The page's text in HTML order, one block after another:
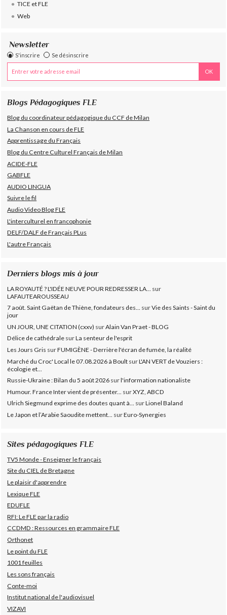
TICE et FLE
Web
Newsletter
S'inscrire Se désinscrire
Blogs Pédagogiques FLE
Blog du coordinateur pédagogique du CCF de Milan
La Chanson en cours de FLE
Apprentissage du Français
Blog du Centre Culturel Français de Milan
ACIDE-FLE
GABFLE
AUDIO LINGUA
Suivre le fil
Audio Video Blog FLE
L'interculturel en francophonie
DELF/DALF de Français PLus
L'autre Français
Derniers blogs mis à jour
LA ROYAUTÉ ? L'IDÉE NEUVE POUR REDRESSER LA...
sur
LAFAUTEAROUSSEAU
7 août. Saint Gaëtan de Thiène, fondateurs des... surVie des Saints - Saint du
jour
UN JOUR, UNE CITATION (cxxv) surAlain Van Praet - BLOG
Délice de cathédrale surLa senteur de l'esprit
Les Jours Gris surFUMIGÈNE - Derrière l'écran de fumée, la réalité
Marché du Croc' Local le 07.08.2026 à Boult surL'AN VERT de Vouziers :
écologie et...
Russie-Ukraine : Bilan du 5 août 2026 surl'information nationaliste
Humour. France Inter vient de présenter...
surXYZ, ABCD
Ulrich Siegmund exprime des doutes quant à... surLionel Baland
Le Japon et l’Arabie Saoudite mettent... surEuro-Synergies
Sites pédagogiques FLE
TV5 Monde - Enseigner le français
Site du CIEL de Bretagne
Le plaisir d'apprendre
Lexique FLE
EDUFLE
RFI: Le FLE par la radio
CCDMD : Ressources en grammaire FLE
Orthonet
Le point du FLE
1001 feuilles
Les sons français
Conte-moi
Institut national de l'audiovisuel
VIZAVI